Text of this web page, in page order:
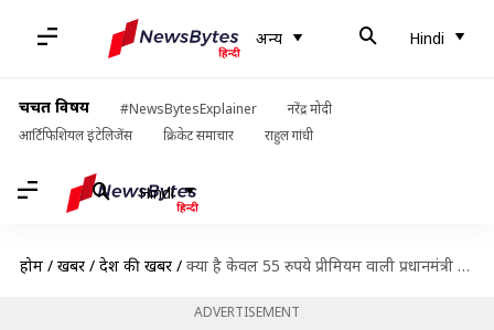
अन्य Hindi
चर्चित विषय #NewsBytesExplainer
नरेंद्र मोदी
आर्टिफिशियल इंटेलिजेंस
क्रिकेट समाचार राहुल गांधी
Hindi
होम / खबरें / देश की खबरें / क्या है केवल 55 रुपये प्रीमियम वाली प्रधानमंत्री किसान पेंशन योजना? जानें इससे जुड़ी महत्वपूर्ण बातें
ADVERTISEMENT